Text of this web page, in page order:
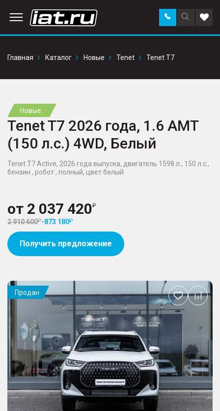
Поиск
по
Заказать
звонок в
Главная
Каталог Новые Tenet Tenet T7
Новые
Tenet T7 2026 года, 1.6 AMT
(150 л.с.) 4WD, Белый
Tenet T7 Active, 2026 года выпуска, двигатель 1598 л., 150 л.с.,
бензин , робот , полный, цвет белый
от 2 037 420
2 910 600 -873 180
Получить предложение
Продан
Добавить
в
избранное